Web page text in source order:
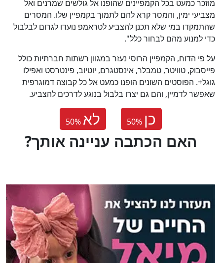
מוזכר כמעט בכל הקמפיינים שהופנו אל גולשים שמרנים ואל
מצביעי ימין, והמסר קרא להם לתמוך בקמפיין שלו. המסרים
שהתמקדו במי שלא תכנן להצביע לטראמפ נועדו לגרום לבלבול
כדי למנוע מהם לבחור כלל".
על פי הדוח, הקמפיין הרוסי נעזר במגוון רשתות חברתיות כולל
פייסבוק, טוויטר, טמבלר, אינסטגרם, יוטיוב, פינטרסט ואפילו
גוגל+. הפוסטים השונים הופנו כמעט אל כל קבוצה דמוגרפית
שאפשר לדמיין, והם גם יצרו בלבול בנוגע לדרכים להצביע.
50% לא 50% כן
?האם הכתבה עניינה אותך